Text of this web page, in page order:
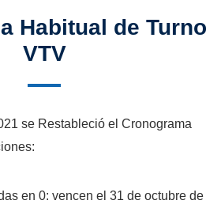
Habitual de Turno
VTV
se Restableció el Cronograma
en 0: vencen el 31 de octubre de